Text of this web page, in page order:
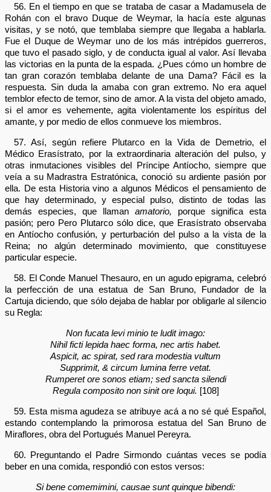
56. En el tiempo en que se trataba de casar a Madamusela de
Rohán con el bravo Duque de Weymar, la hacía este algunas
visitas, y se notó, que temblaba siempre que llegaba a hablarla.
Fue el Duque de Weymar uno de los más intrépidos guerreros,
que tuvo el pasado siglo, y de conducta igual al valor. Así llevaba
las victorias en la punta de la espada. ¿Pues cómo un hombre de
tan gran corazón temblaba delante de una Dama? Fácil es la
respuesta. Sin duda la amaba con gran extremo. No era aquel
temblor efecto de temor, sino de amor. A la vista del objeto amado,
si el amor es vehemente, agita violentamente los espíritus del
amante, y por medio de ellos conmueve los miembros.
57. Así, según refiere Plutarco en la Vida de Demetrio, el
Médico Erasístrato, por la extraordinaria alteración del pulso, y
otras inmutaciones visibles del Príncipe Antíocho, siempre que
veía a su Madrastra Estratónica, conoció su ardiente pasión por
ella. De esta Historia vino a algunos Médicos el pensamiento de
que hay determinado, y especial pulso, distinto de todas las
demás especies, que llaman amatorio, porque significa esta
pasión; pero Pero Plutarco sólo dice, que Erasístrato observaba
en Antíocho confusión, y perturbación del pulso a la vista de la
Reina; no algún determinado movimiento, que constituyese
particular especie.
58. El Conde Manuel Thesauro, en un agudo epigrama, celebró
la perfección de una estatua de San Bruno, Fundador de la
Cartuja diciendo, que sólo dejaba de hablar por obligarle al silencio
su Regla:
Non fucata levi minio te ludit imago:
Nihil ficti lepida haec forma, nec artis habet.
Aspicit, ac spirat, sed rara modestia vultum
Supprimit, & circum lumina ferre vetat.
Rumperet ore sonos etiam; sed sancta silendi
Regula composito non sinit ore loqui. [108]
59. Esta misma agudeza se atribuye acá a no sé qué Español,
estando contemplando la primorosa estatua del San Bruno de
Miraflores, obra del Portugués Manuel Pereyra.
60. Preguntando el Padre Sirmondo cuántas veces se podía
beber en una comida, respondió con estos versos:
Si bene comemimini, causae sunt quinque bibendi: